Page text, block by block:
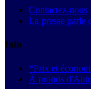
Contactez-nous
La presse parle
Info
*Prix et
À propos